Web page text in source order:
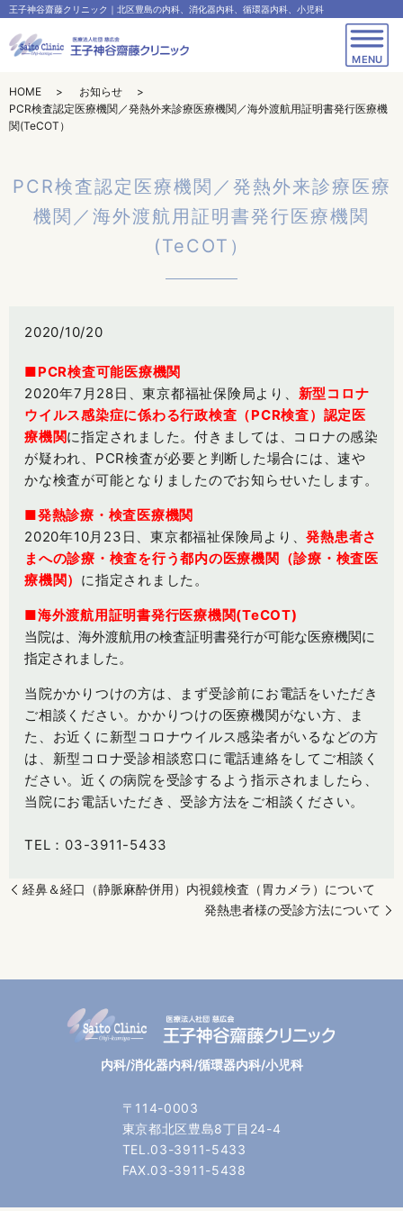
王子神谷齋藤クリニック｜北区豊島の内科、消化器内科、循環器内科、小児科
MENU
HOME
お知らせ
PCR検査認定医療機関／発熱外来診療医療機関／海外渡航用証明書発行医療機
関(TeCOT）
PCR検査認定医療機関／発熱外来診療医療
機関／海外渡航用証明書発行医療機関
(TeCOT）
2020/10/20
■PCR検査可能医療機関
2020年7月28日、東京都福祉保険局より、 新型コロナ
ウイルス感染症に係わる行政検査（PCR検査）認定医
療機関に指定されました。付きましては、コロナの感染
が疑われ、PCR検査が必要と判断した場合には、速や
かな検査が可能となりましたのでお知らせいたします。
■発熱診療・検査医療機関
2020年10月23日 、東京都福祉保険局より、発熱患者さ
まへの診療・検査を行う都内の医療機関（診療・検査医
療機関） に指定されました。
■海外渡航用証明書発行医療機関(TeCOT)
当院は、海外渡航用の検査証明書発行が可能な医療機関に
指定されました。
当院かかりつけの方は、まず受診前にお電話をいただき
ご相談ください。かかりつけの医療機関がない方、ま
た、お近くに新型コロナウイルス感染者がいるなどの方
は、新型コロナ受診相談窓口に電話連絡をしてご相談く
ださい。近くの病院を受診するよう指示されましたら、
当院にお電話いただき、受診方法をご相談ください。
TEL： 03-3911-5433
経鼻＆経口（静脈麻酔併用）内視鏡検査（胃カメラ）について
発熱患者様の受診方法について
内科/消化器内科/循環器内科/小児科
〒114-0003
東京都北区豊島8丁目24-4
TEL.03-3911-5433
FAX.03-3911-5438